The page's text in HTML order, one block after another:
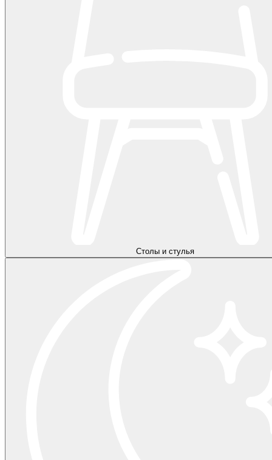
Столы и стулья